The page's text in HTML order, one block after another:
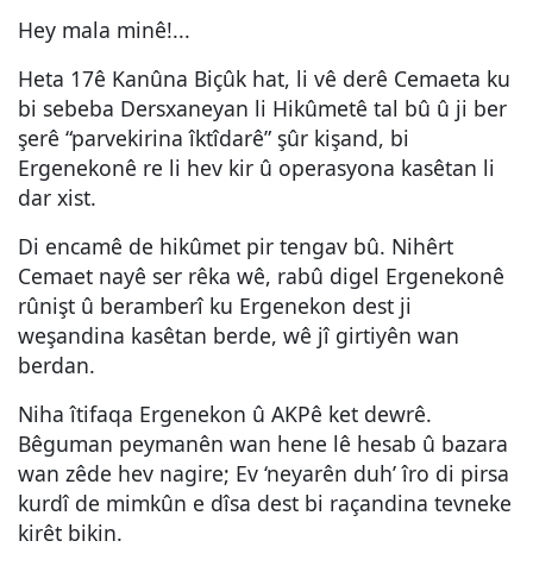
Hey mala minê!...
Heta 17ê Kanûna Biçûk hat, li vê derê Cemaeta ku
bi sebeba Dersxaneyan li Hikûmetê tal bû û ji ber
şerê “parvekirina îktîdarê” şûr kişand, bi
Ergenekonê re li hev kir û operasyona kasêtan li
dar xist.
Di encamê de hikûmet pir tengav bû. Nihêrt
Cemaet nayê ser rêka wê, rabû digel Ergenekonê
rûnişt û beramberî ku Ergenekon dest ji
weşandina kasêtan berde, wê jî girtiyên wan
berdan.
Niha îtifaqa Ergenekon û AKPê ket dewrê.
Bêguman peymanên wan hene lê hesab û bazara
wan zêde hev nagire; Ev ‘neyarên duh’ îro di pirsa
kurdî de mimkûn e dîsa dest bi raçandina tevneke
kirêt bikin.